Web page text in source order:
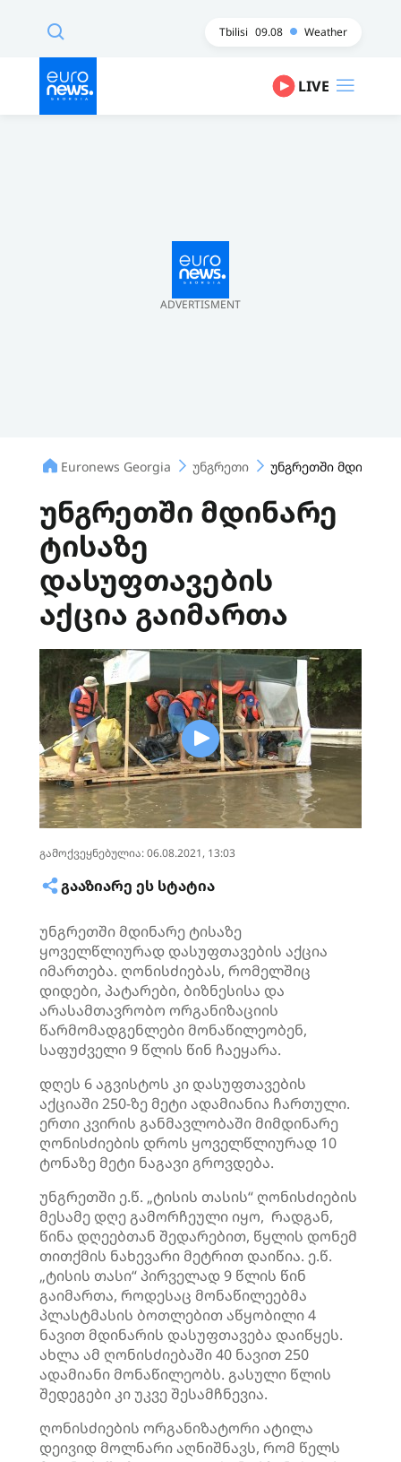
Tbilisi 09.08 Weather
LIVE
ADVERTISMENT
Euronews Georgia უნგრეთი უნგრეთში მდინარე
უნგრეთში მდინარე
ტისაზე
დასუფთავების
აქცია გაიმართა
გამოქვეყნებულია: 06.08.2021, 13:03
ᲒᲐᲐᲖᲘᲐᲠᲔ ᲔᲡ ᲡᲢᲐᲢᲘᲐ
უნგრეთში მდინარე ტისაზე
ყოველწლიურად დასუფთავების აქცია
იმართება. ღონისძიებას, რომელშიც
დიდები, პატარები, ბიზნესისა და
არასამთავრობო ორგანიზაციის
წარმომადგენლები მონაწილეობენ,
საფუძველი 9 წლის წინ ჩაეყარა.
დღეს 6 აგვისტოს კი დასუფთავების
აქციაში 250-ზე მეტი ადამიანია ჩართული.
ერთი კვირის განმავლობაში მიმდინარე
ღონისძიების დროს ყოველწლიურად 10
ტონაზე მეტი ნაგავი გროვდება.
უნგრეთში ე.წ. „ტისის თასის“ ღონისძიების
მესამე დღე გამორჩეული იყო, რადგან,
წინა დღეებთან შედარებით, წყლის დონემ
თითქმის ნახევარი მეტრით დაიწია. ე.წ.
„ტისის თასი“ პირველად 9 წლის წინ
გაიმართა, როდესაც მონაწილეებმა
პლასტმასის ბოთლებით აწყობილი 4
ნავით მდინარის დასუფთავება დაიწყეს.
ახლა ამ ღონისძიებაში 40 ნავით 250
ადამიანი მონაწილეობს. გასული წლის
შედეგები კი უკვე შესამჩნევია.
ღონისძიების ორგანიზატორიატილა
დეივიდ მოლნარიაღნიშნავს, რომ წელს